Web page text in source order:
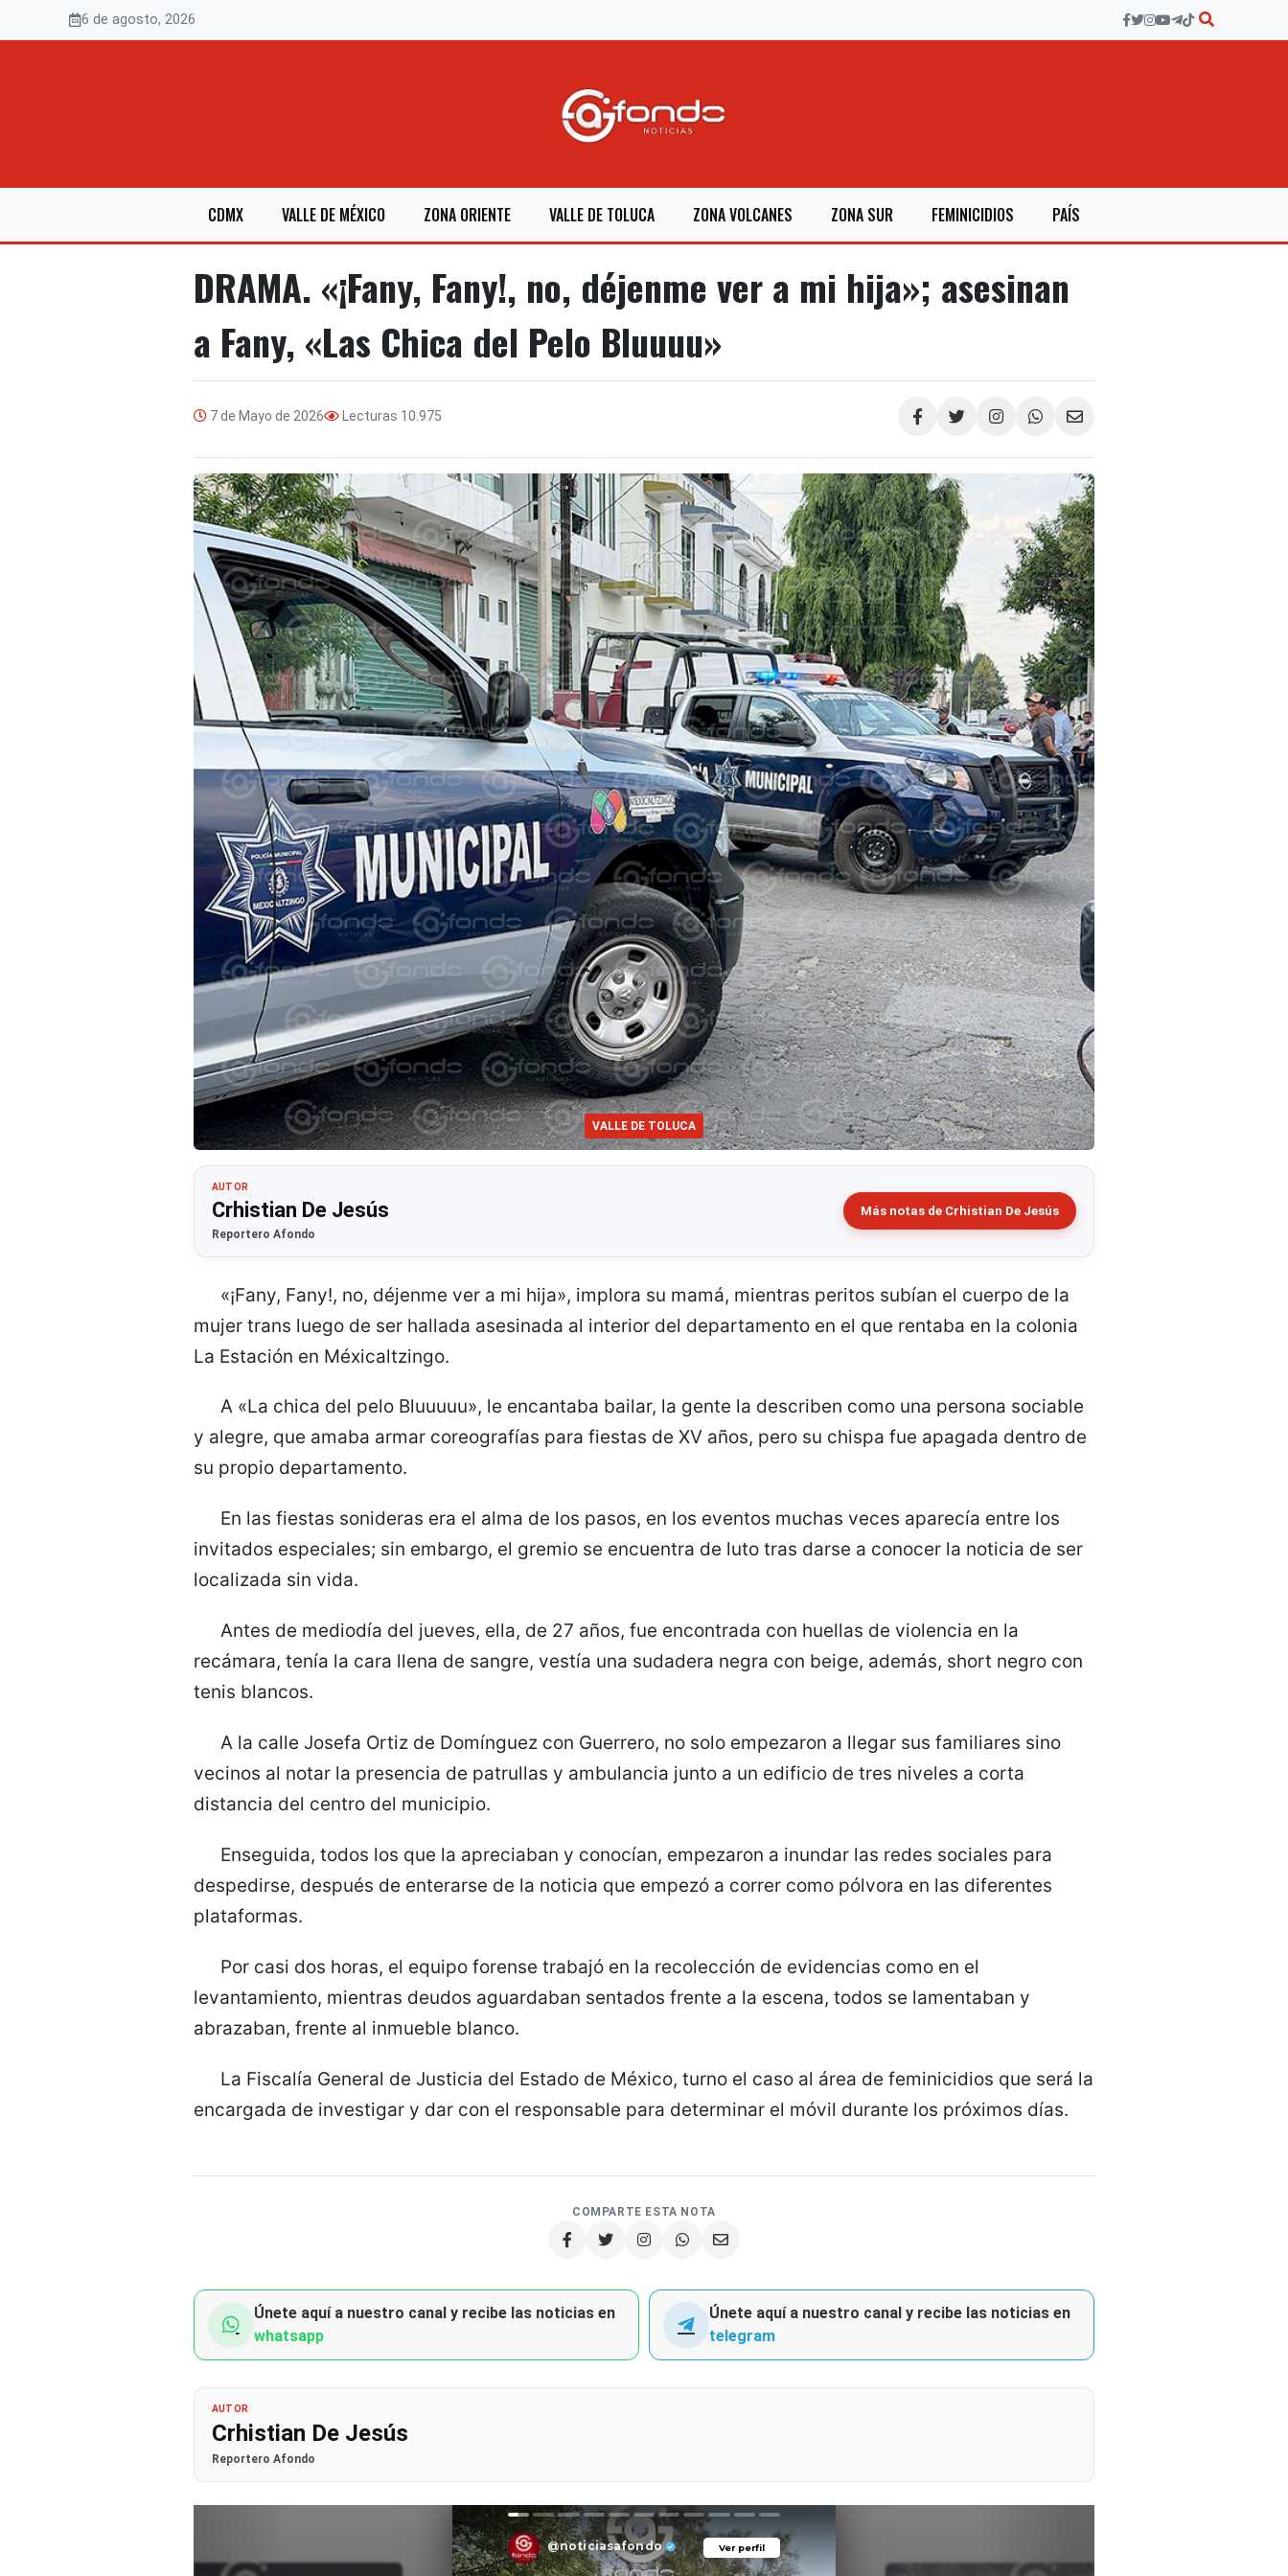
6 de agosto, 2026
CDMX VALLE DE MÉXICO ZONA ORIENTE VALLE DE TOLUCA ZONA VOLCANES ZONA SUR FEMINICIDIOS PAÍS
DRAMA. «¡Fany, Fany!, no, déjenme ver a mi hija»; asesinan
a Fany, «Las Chica del Pelo Bluuuu»
7 de Mayo de 2026 Lecturas 10.975
Compartir
VALLE DE TOLUCA
AUTOR
Crhistian De Jesús
Reportero Afondo
Más notas de Crhistian De Jesús
«¡Fany, Fany!, no, déjenme ver a mi hija», implora su mamá, mientras peritos subían el cuerpo de la
mujer trans luego de ser hallada asesinada al interior del departamento en el que rentaba en la colonia
La Estación en Méxicaltzingo.
A «La chica del pelo Bluuuuu», le encantaba bailar, la gente la describen como una persona sociable
y alegre, que amaba armar coreografías para fiestas de XV años, pero su chispa fue apagada dentro de
su propio departamento.
En las fiestas sonideras era el alma de los pasos, en los eventos muchas veces aparecía entre los
invitados especiales; sin embargo, el gremio se encuentra de luto tras darse a conocer la noticia de ser
localizada sin vida.
Antes de mediodía del jueves, ella, de 27 años, fue encontrada con huellas de violencia en la
recámara, tenía la cara llena de sangre, vestía una sudadera negra con beige, además, short negro con
tenis blancos.
A la calle Josefa Ortiz de Domínguez con Guerrero, no solo empezaron a llegar sus familiares sino
vecinos al notar la presencia de patrullas y ambulancia junto a un edificio de tres niveles a corta
distancia del centro del municipio.
Enseguida, todos los que la apreciaban y conocían, empezaron a inundar las redes sociales para
despedirse, después de enterarse de la noticia que empezó a correr como pólvora en las diferentes
plataformas.
Por casi dos horas, el equipo forense trabajó en la recolección de evidencias como en el
levantamiento, mientras deudos aguardaban sentados frente a la escena, todos se lamentaban y
abrazaban, frente al inmueble blanco.
La Fiscalía General de Justicia del Estado de México, turno el caso al área de feminicidios que será la
encargada de investigar y dar con el responsable para determinar el móvil durante los próximos días.
COMPARTE ESTA NOTA
Únete aquí a nuestro canal y recibe las noticias en
whatsapp
Únete aquí a nuestro canal y recibe las noticias en
telegram
AUTOR
Crhistian De Jesús
Reportero Afondo
Ver perfil
@noticiasafondo Ver perfil